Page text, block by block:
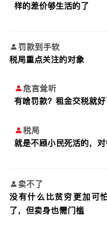
样的差价够生活的了
罚款到手软
税局重点关注的对象
危言耸听
有啥罚款？租金交税就
税局
就是不顾小民死活的，
卖不了
没有什么比贫穷更加可
了，但卖身也需门槛